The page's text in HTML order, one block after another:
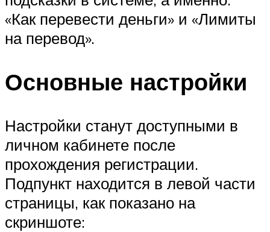
«Как перевести деньги» и «Лимиты
на перевод».
Основные настройки
Настройки станут доступными в
личном кабинете после
прохождения регистрации.
Подпункт находится в левой части
страницы, как показано на
скриншоте: